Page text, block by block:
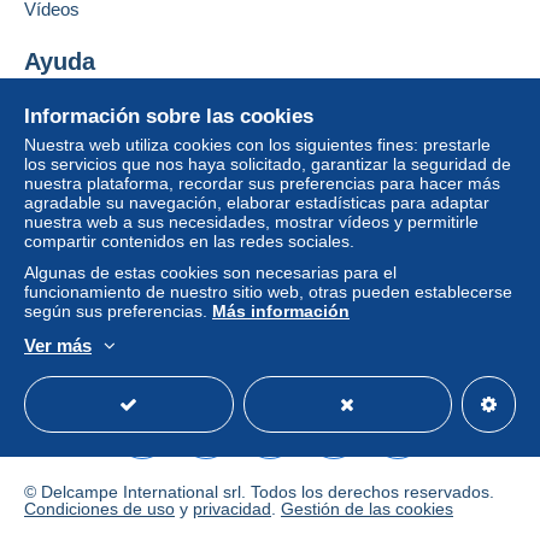
cláusulas relativas al pago, estas se considerarán
nulas. Las condiciones de pago de la página web
Delcampe, tal y como se definen en las
Las compras deben pagarse en un plazo de14
díasa partir de la recepción de la declaración final
del vendedor.
Derecho de retracto|Gastos de devolución a
cargo del comprador.
Para saber el plazo de devolución y de reembolso
del artículo,
1010
Añadir ese vendedor a los favoritos
Contactar con el vendedor
Ocultar los objetos de este vendedor
Información sobre las cookies
Nuestra web utiliza cookies con los siguientes fines: prestarle
los servicios que nos haya solicitado, garantizar la seguridad de
nuestra plataforma, recordar sus preferencias para hacer más
agradable su navegación, elaborar estadísticas para adaptar
nuestra web a sus necesidades, mostrar vídeos y permitirle
compartir contenidos en las redes sociales.
Algunas de estas cookies son necesarias para el
funcionamiento de nuestro sitio web, otras pueden establecerse
según sus preferencias. Más información
Ver más
Vídeos
Ayuda
Comprar en Delcampe
Vender en Delcampe
Una página securizada
© Delcampe International srl. Todos los derechos reservados.
Condiciones de uso y privacidad. Gestión de las cookies